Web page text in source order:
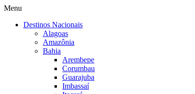
Menu
Destinos Nacionais
Alagoas
Amazônia
Bahia
Arembepe
Corumbau
Guarajuba
Imbassaí